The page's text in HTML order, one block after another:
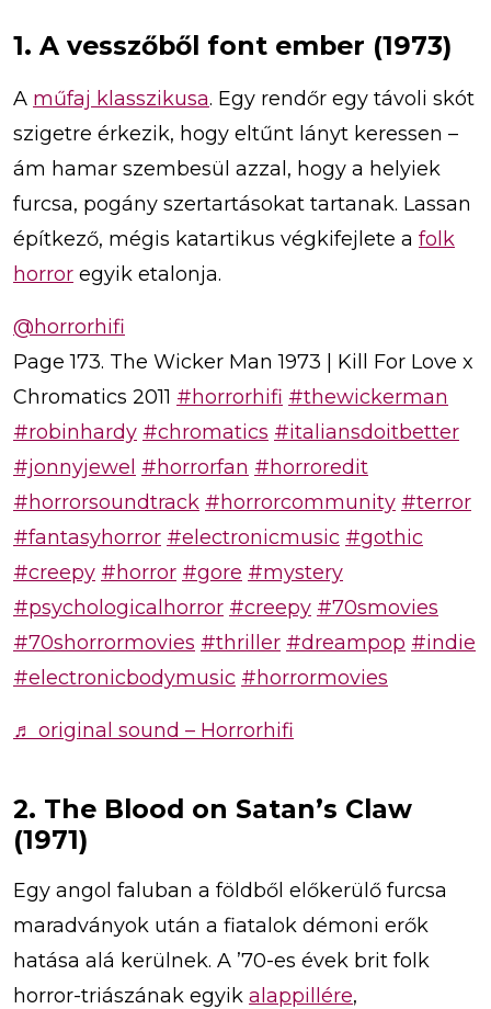
1. A vesszőből font ember (1973)
A műfaj klasszikusa. Egy rendőr egy távoli skót
szigetre érkezik, hogy eltűnt lányt keressen –
ám hamar szembesül azzal, hogy a helyiek
furcsa, pogány szertartásokat tartanak. Lassan
építkező, mégis katartikus végkifejlete a folk
horror egyik etalonja.
@horrorhifi
Page 173. The Wicker Man 1973 | Kill For Love x
Chromatics 2011 #horrorhifi #thewickerman
#robinhardy #chromatics #italiansdoitbetter
#jonnyjewel #horrorfan #horroredit
#horrorsoundtrack #horrorcommunity #terror
#fantasyhorror #electronicmusic #gothic
#creepy #horror #gore #mystery
#psychologicalhorror #creepy #70smovies
#70shorrormovies #thriller #dreampop #indie
#electronicbodymusic #horrormovies
♬ original sound – Horrorhifi
2. The Blood on Satan’s Claw
(1971)
Egy angol faluban a földből előkerülő furcsa
maradványok után a fiatalok démoni erők
hatása alá kerülnek. A ’70-es évek brit folk
horror-triászának egyik alappillére,